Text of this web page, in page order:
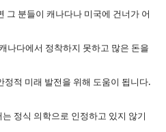
그 분들이 캐나다나 미국에 건너가 어
나다에서 정착하지 못하고 많은 돈을
적 미래 발전을 위해 도움이 됩니다.
정식 의학으로 인정하고 있지 않기